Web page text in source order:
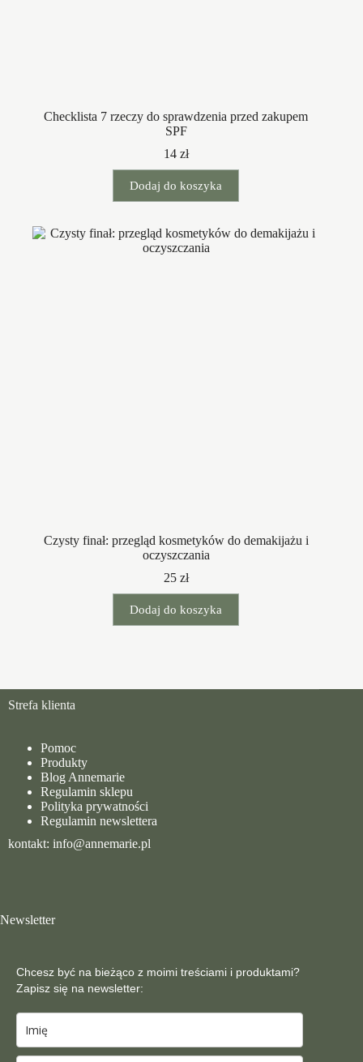
Checklista 7 rzeczy do sprawdzenia przed zakupem
SPF
14 zł
Dodaj do koszyka
Czysty finał: przegląd kosmetyków do demakijażu i
oczyszczania
25 zł
Dodaj do koszyka
Strefa klienta
Pomoc
Produkty
Blog Annemarie
Regulamin sklepu
Polityka prywatności
Regulamin newslettera
kontakt: info@annemarie.pl
Newsletter
Chcesz być na bieżąco z moimi treściami i produktami?
Zapisz się na newsletter: